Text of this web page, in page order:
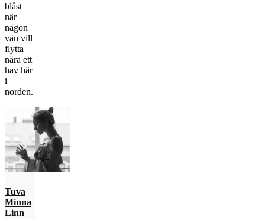
blåst
när
någon
vän vill
flytta
nära ett
hav här
i
norden.
Tuva
Minna
Linn